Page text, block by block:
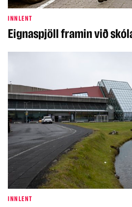
INNLENT
Eignaspjöll framin við
INNLENT